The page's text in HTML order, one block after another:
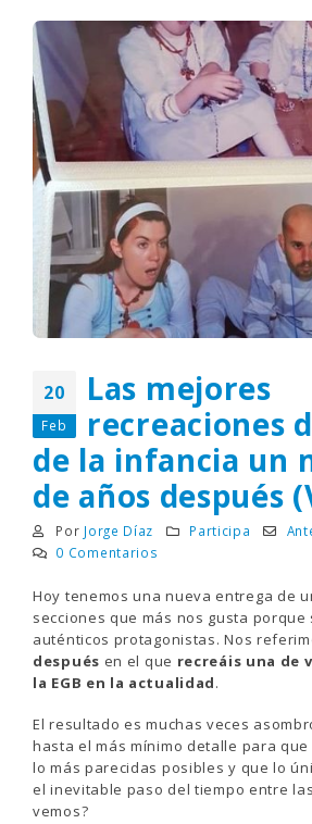
20
Feb
Las mejores
recreaciones
de la infancia un
de años después
Por Jorge Díaz Participa
0 Comentarios
Hoy tenemos una nueva entrega de
secciones que más nos gusta
auténticos protagonistas. Nos
después en el que recreáis una de
la EGB en la actualidad.
El resultado es muchas veces
hasta el más mínimo detalle para
lo más parecidas posibles y que lo
el inevitable paso del tiempo entre
vemos?